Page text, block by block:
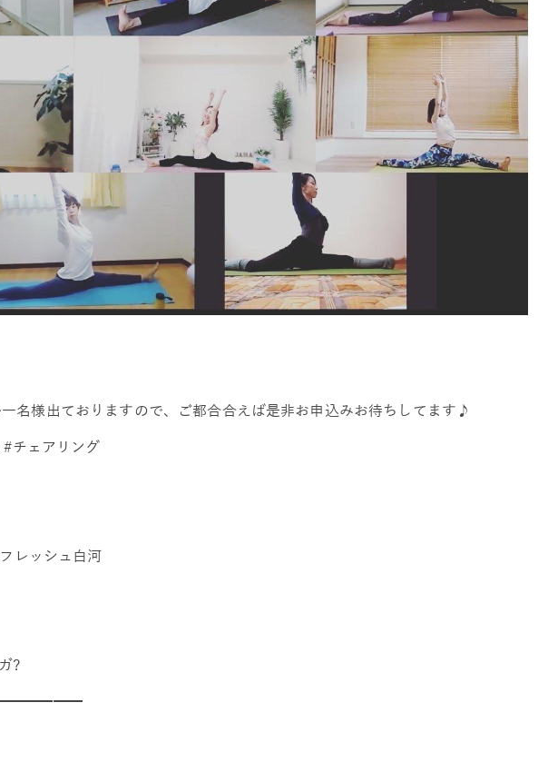
名様出ておりますので、ご都合合えば是非お申込みお待ちしてます♪
チェアリング
レッシュ白河
?